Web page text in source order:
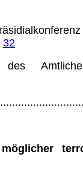
32